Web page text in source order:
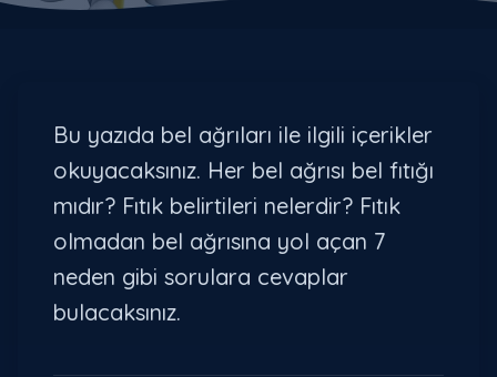
Bu yazıda bel ağrıları ile ilgili içerikler
okuyacaksınız. Her bel ağrısı bel fıtığı
mıdır? Fıtık belirtileri nelerdir? Fıtık
olmadan bel ağrısına yol açan 7
neden gibi sorulara cevaplar
bulacaksınız.